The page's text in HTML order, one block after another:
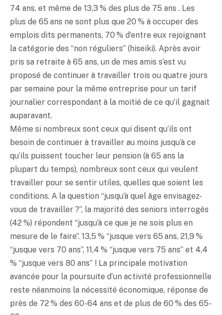
74 ans, et même de 13,3 % des plus de 75 ans . Les
plus de 65 ans ne sont plus que 20 % à occuper des
emplois dits permanents, 70 % d’entre eux rejoignant
la catégorie des “non réguliers” (hiseiki). Après avoir
pris sa retraite à 65 ans, un de mes amis s’est vu
proposé de continuer à travailler trois ou quatre jours
par semaine pour la même entreprise pour un tarif
journalier correspondant à la moitié de ce qu’il gagnait
auparavant.
Même si nombreux sont ceux qui disent qu’ils ont
besoin de continuer à travailler au moins jusqu’à ce
qu’ils puissent toucher leur pension (à 65 ans la
plupart du temps), nombreux sont ceux qui veulent
travailler pour se sentir utiles, quelles que soient les
conditions. A la question “jusqu’à quel âge envisagez-
vous de travailler ?”, la majorité des seniors interrogés
(42 %) répondent “jusqu’à ce que je ne sois plus en
mesure de le faire”. 13,5 % “jusque vers 65 ans, 21,9 %
“jusque vers 70 ans”, 11,4 % “jusque vers 75 ans” et 4,4
% “jusque vers 80 ans” ! La principale motivation
avancée pour la poursuite d’un activité professionnelle
reste néanmoins la nécessité économique, réponse de
près de 72 % des 60-64 ans et de plus de 60 % des 65-